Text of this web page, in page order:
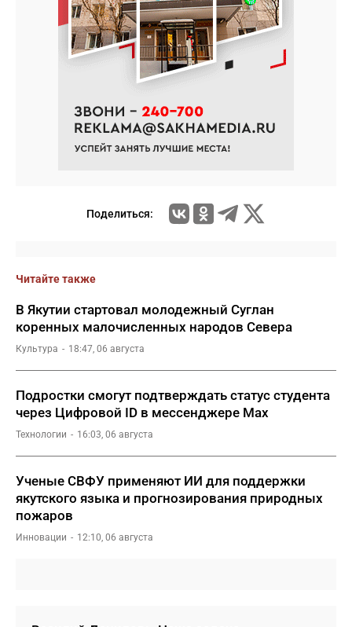
Поделиться:
Читайте также
В Якутии стартовал молодежный Суглан
коренных малочисленных народов Севера
Культура 18:47, 06 августа
Подростки смогут подтверждать статус студента
через Цифровой ID в мессенджере Мах
Технологии 16:03, 06 августа
Ученые СВФУ применяют ИИ для поддержки
якутского языка и прогнозирования природных
пожаров
Инновации 12:10, 06 августа